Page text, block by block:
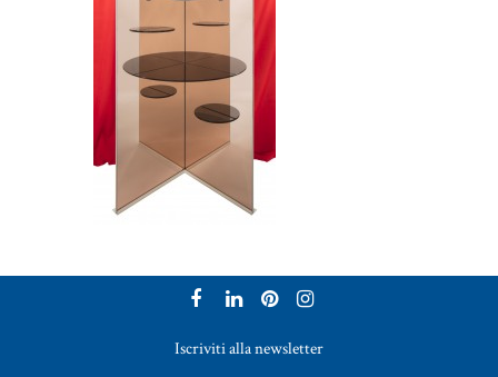
Iscriviti alla newsletter